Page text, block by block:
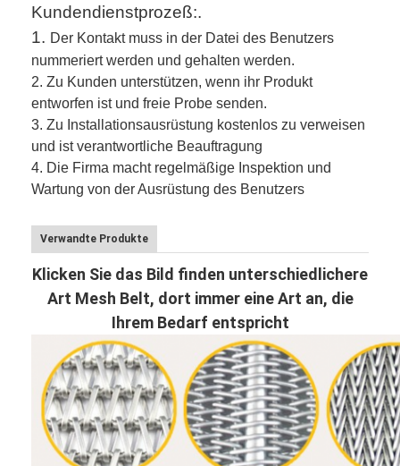
Kundendienstprozeß:.
1. Der Kontakt muss in der Datei des Benutzers
nummeriert werden und gehalten werden.
2.Zu Kunden unterstützen, wenn ihr Produkt
entworfen ist und freie Probe senden.
3.Zu Installationsausrüstung kostenlos zu verweisen
und ist verantwortliche Beauftragung
4. Die Firma macht regelmäßige Inspektion und
Wartung von der Ausrüstung des Benutzers
Verwandte Produkte
Klicken Sie das Bild finden unterschiedlichere
Art Mesh Belt, dort immer eine Art an, die
Ihrem Bedarf entspricht